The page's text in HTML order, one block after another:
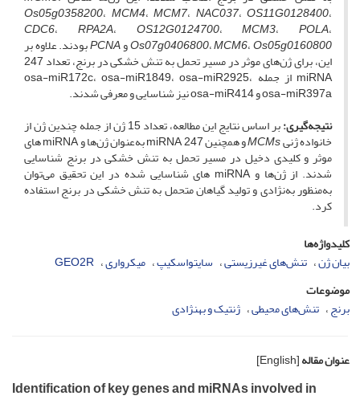
Os05g0358200، MCM4، MCM7، NAC037، OS11G0128400،
CDC6، RPA2A، OS12G0124700،MCM3، POLA،
Os07g0406800،MCM6،Os05g0160800 وPCNAبودند. علاوه بر
این، برای ژن‌های موثر در مسیر تحمل به تنش خشکی در برنج، تعداد 247
miRNA از جمله osa-miR172c، osa-miR1849، osa-miR2925،
osa-miR397a و osa-miR414 نیز شناسایی و معرفی شدند.
نتیجه‌گیری:
بر اساس نتایج این مطالعه، تعداد 15 ژن از جمله چندین ژن از
خانواده ژنیMCMs و همچنین 247 miRNA به‌عنوان ژن‌ها و miRNA های
موثر و کلیدی دخیل در مسیر تحمل به تنش خشکی در برنج شناسایی
شدند. از ژن‌ها و miRNA های شناسایی شده در این تحقیق می‌توان
به‌منظور به‌نژادی و تولید گیاهان متحمل به تنش خشکی در برنج استفاده
کرد.
کلیدواژه‌ها
بیان ژن تنش‌های غیرزیستی سایتواسکیپ میکرواری GEO2R
موضوعات
برنج تنش‌های محیطی ژنتیک و بهنژادی
عنوان مقاله[English]
Identification of key genes and miRNAs involved in